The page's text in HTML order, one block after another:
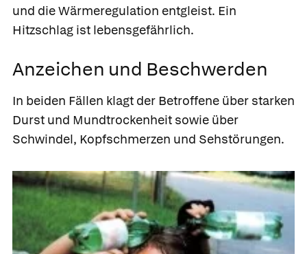
und die Wärmeregulation entgleist. Ein
Hitzschlag ist lebensgefährlich.
Anzeichen und Beschwerden
In beiden Fällen klagt der Betroffene über starken
Durst und Mundtrockenheit sowie über
Schwindel, Kopfschmerzen und Sehstörungen.